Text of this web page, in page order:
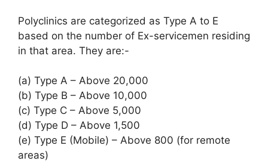
Polyclinics are categorized as Type A to E
based on the number of Ex-servicemen residing
in that area. They are:-
(a) Type A – Above 20,000
(b) Type B – Above 10,000
(c) Type C – Above 5,000
(d) Type D – Above 1,500
(e) Type E (Mobile) – Above 800 (for remote
areas)